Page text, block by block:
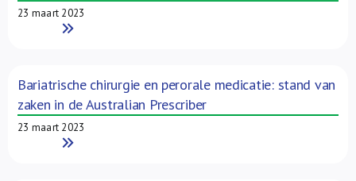
23 maart 2023
Read More
Bariatrische chirurgie en perorale medicatie: stand van
zaken in de Australian Prescriber
23 maart 2023
Read More